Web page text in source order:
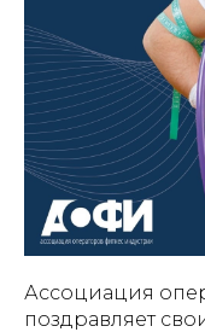
Ассоциация
поздравляет